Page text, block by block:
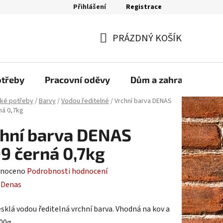
Přihlášení Registrace
KOŠÍK
PRÁZDNÝ KOŠÍK
Pracovní oděvy Dům a zahrada
potřeby/Barvy/Vodou ředitelné/Vrchní barva DENAS
0,7kg
barva DENAS
černá 0,7kg
Podrobnosti hodnocení
Denas
vodou ředitelná vrchní barva. Vhodná na kov a